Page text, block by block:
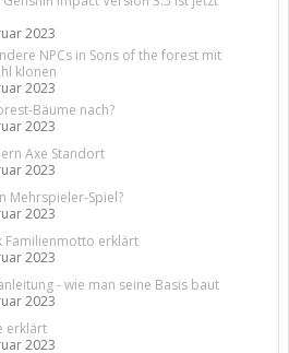
2023
NPCs in Sons of the forest mit
klonen
2023
Bäume nach?
2023
Axe Standort
2023
Mehrspieler-Spiel?
2023
Familienmotto erklärt
2023
- wie man seine Basis baut
2023
erklärt
2023